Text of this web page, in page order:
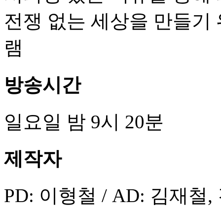
전쟁 없는 세상을 만들기
램
방송시간
일요일 밤 9시 20분
제작자
PD: 이형철 / AD: 김재철